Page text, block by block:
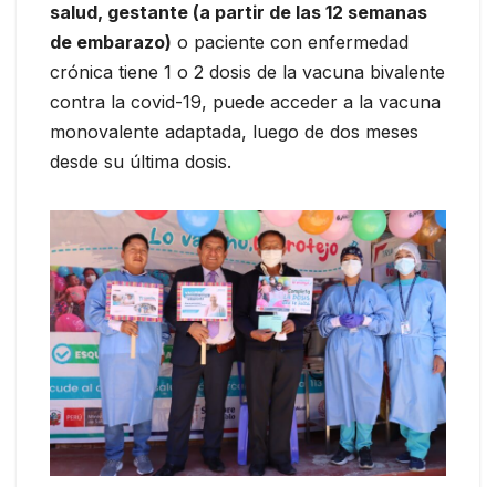
salud, gestante (a partir de las 12 semanas
de embarazo) o paciente con enfermedad
crónica tiene 1 o 2 dosis de la vacuna bivalente
contra la covid-19, puede acceder a la vacuna
monovalente adaptada, luego de dos meses
desde su última dosis.